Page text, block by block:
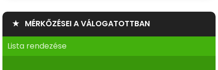
★ MÉRKŐZÉSEI A VÁLOGATOTTBAN
Lista rendezése